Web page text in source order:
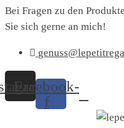
Bei Fragen zu den
Sie sich gerne an mich!
Facebook-
f